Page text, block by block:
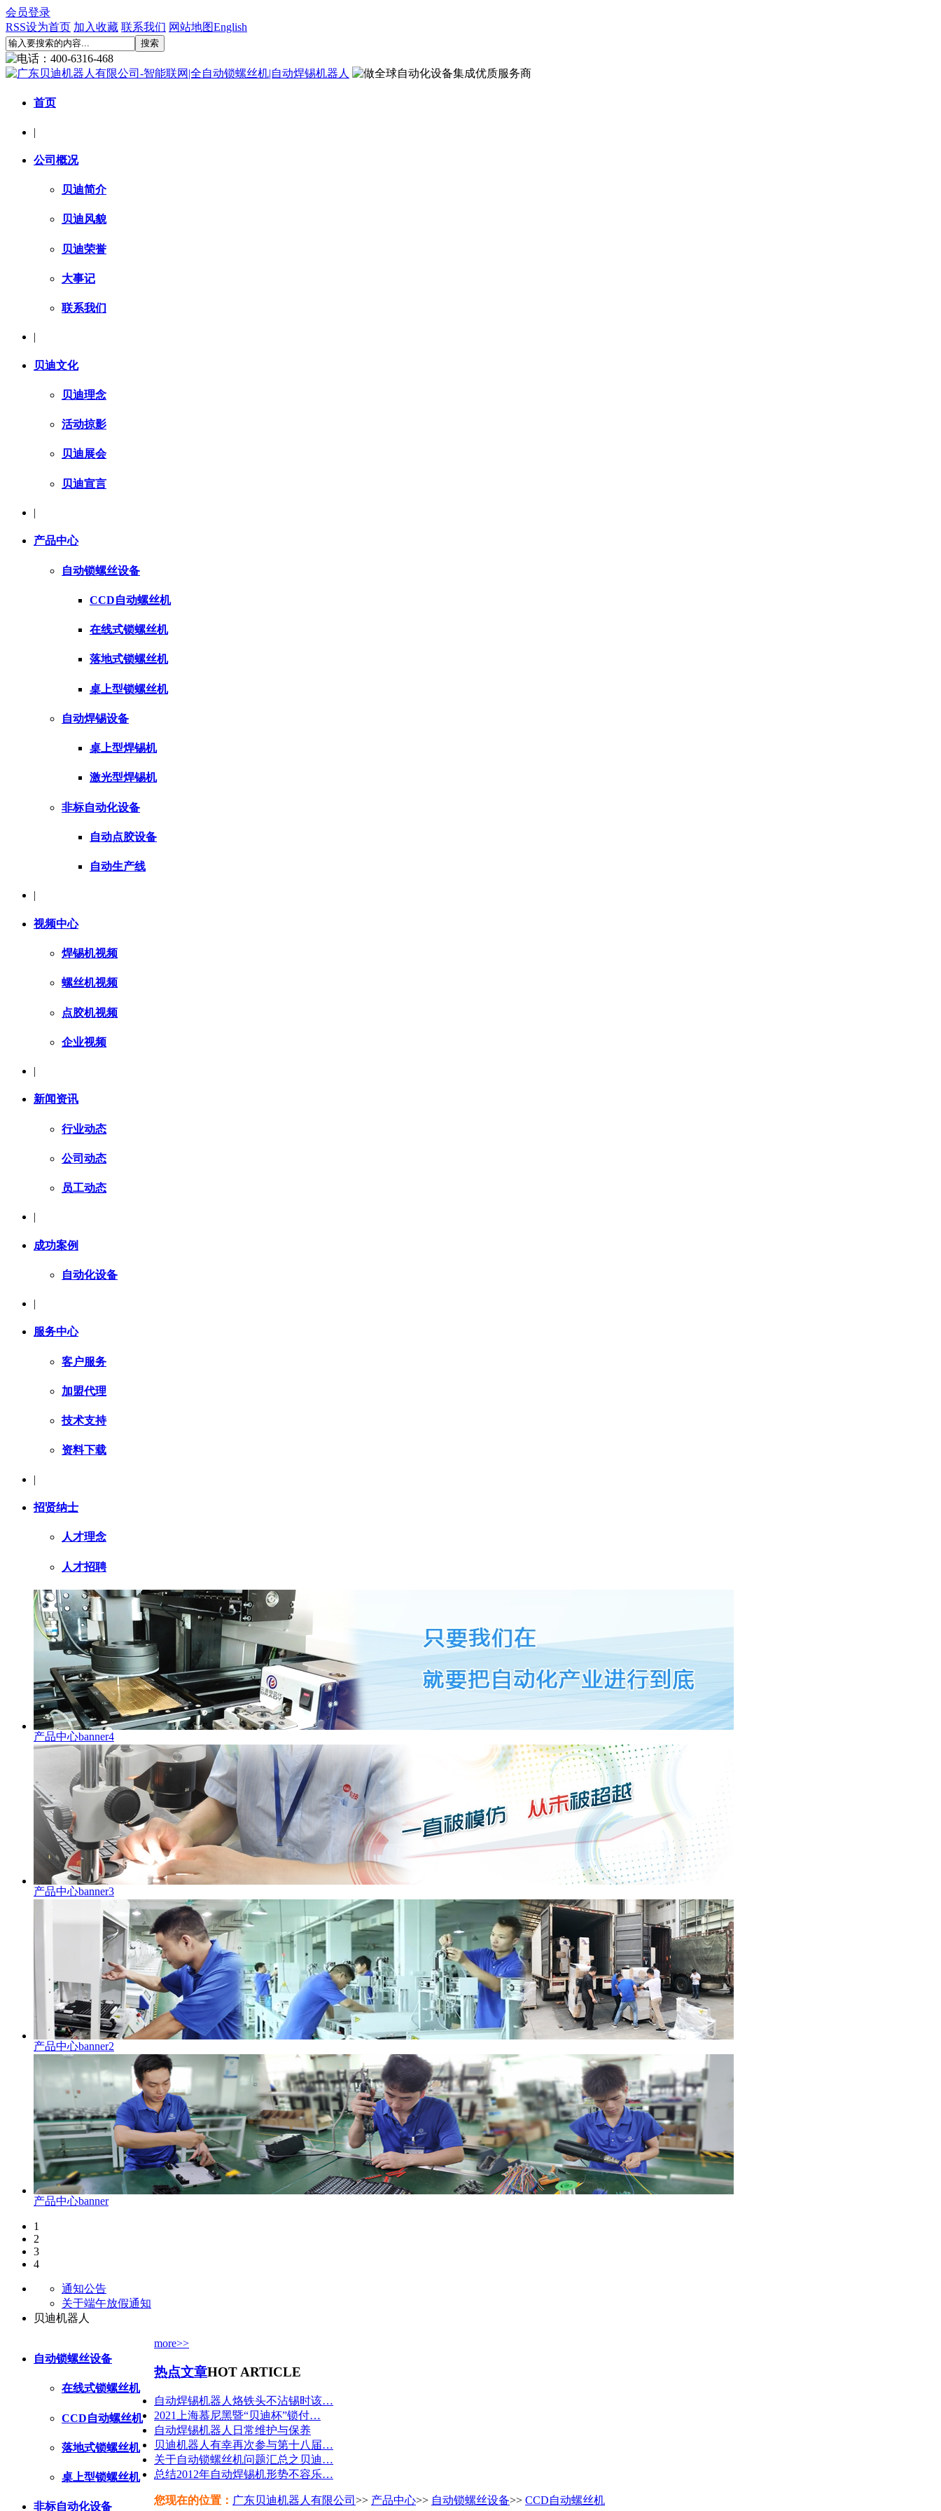
会员登录
RSS设为首页 加入收藏 联系我们 网站地图English
首页
|
公司概况
贝迪简介
贝迪风貌
贝迪荣誉
大事记
联系我们
|
贝迪文化
贝迪理念
活动掠影
贝迪展会
贝迪宣言
|
产品中心
自动锁螺丝设备
CCD自动螺丝机
在线式锁螺丝机
落地式锁螺丝机
桌上型锁螺丝机
自动焊锡设备
桌上型焊锡机
激光型焊锡机
非标自动化设备
自动点胶设备
自动生产线
|
视频中心
焊锡机视频
螺丝机视频
点胶机视频
企业视频
|
新闻资讯
行业动态
公司动态
员工动态
|
成功案例
自动化设备
|
服务中心
客户服务
加盟代理
技术支持
资料下载
|
招贤纳士
人才理念
人才招聘
产品中心banner4
产品中心banner3
产品中心banner2
产品中心banner
1
2
3
4
通知公告
关于端午放假通知
贝迪机器人
自动锁螺丝设备
在线式锁螺丝机
CCD自动螺丝机
落地式锁螺丝机
桌上型锁螺丝机
非标自动化设备
more>>
热点文章HOT ARTICLE
自动焊锡机器人烙铁头不沾锡时该…
2021上海慕尼黑暨“贝迪杯”锁付…
自动焊锡机器人日常维护与保养
贝迪机器人有幸再次参与第十八届…
关于自动锁螺丝机问题汇总之贝迪…
总结2012年自动焊锡机形势不容乐…
您现在的位置： 广东贝迪机器人有限公司 >> 产品中心>> 自动锁螺丝设备>> CCD自动螺丝机